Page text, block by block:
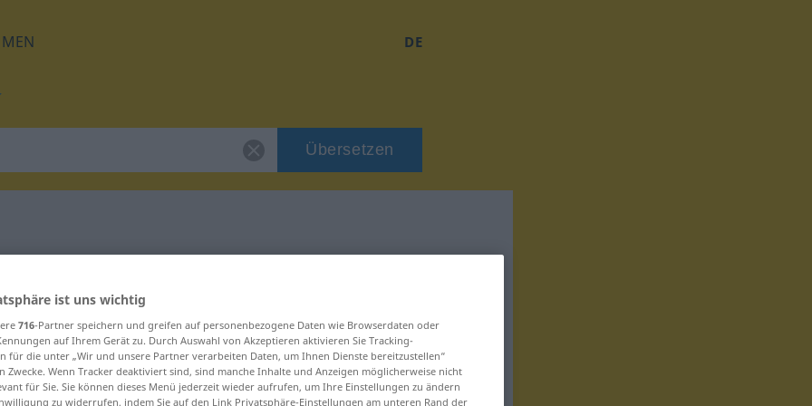
DE
Übersetzen
"Urheber"
ist uns wichtig
716-Partner speichern und greifen auf personenbezogene Daten wie Browserdaten oder
auf Ihrem Gerät zu. Durch Auswahl von Akzeptieren aktivieren Sie Tracking-
für die unter „Wir und unsere Partner verarbeiten Daten, um Ihnen Dienste bereitzustellen“
Zwecke. Wenn Tracker deaktiviert sind, sind manche Inhalte und Anzeigen möglicherweise nicht
für Sie. Sie können dieses Menü jederzeit wieder aufrufen, um Ihre Einstellungen zu ändern
zu widerrufen, indem Sie auf den Link Privatsphäre-Einstellungen am unteren Rand der